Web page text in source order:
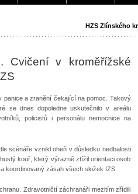
HZS Zlínského
Cvičení v kroměřížské
panice a zranění čekající na pomoc. Takový
se dnes dopoledne uskutečnilo v areálu
policistů i personálu nemocnice na
scénáře vznikl oheň v důsledku nedbalosti
kouř, který výrazně ztížil orientaci osob
koordinovaný zásah všech složek IZS.
Zdravotničtí záchranáři mezitím zřídili